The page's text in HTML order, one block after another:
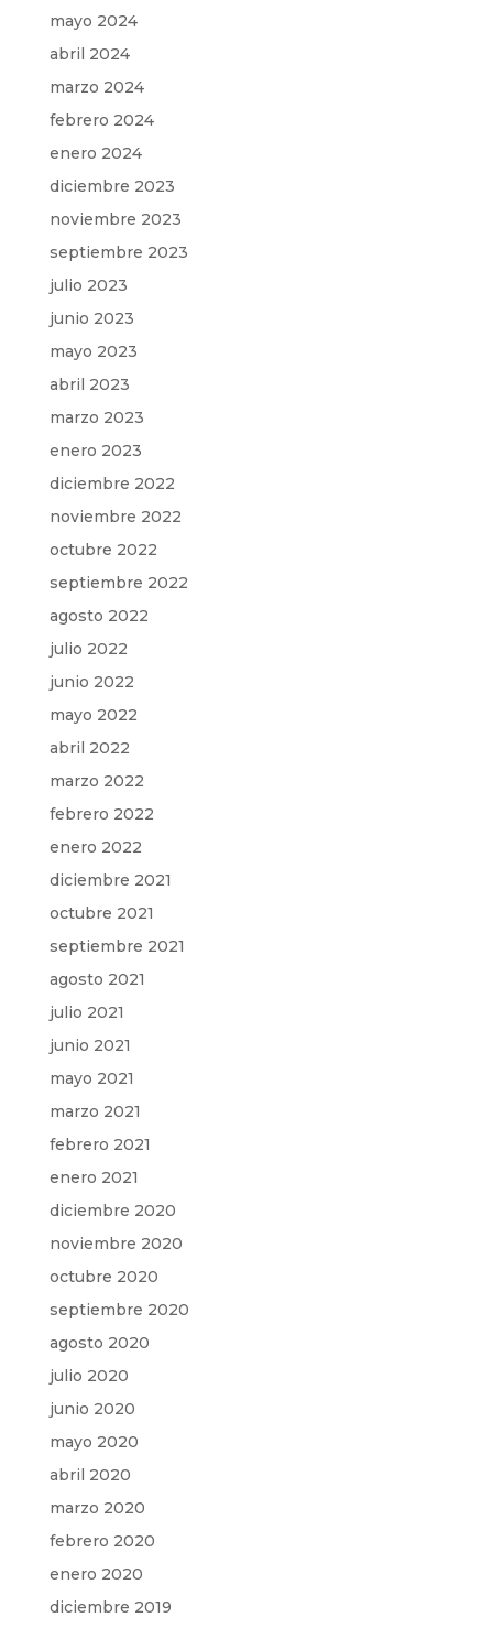
mayo 2024
abril 2024
marzo 2024
febrero 2024
enero 2024
diciembre 2023
noviembre 2023
septiembre 2023
julio 2023
junio 2023
mayo 2023
abril 2023
marzo 2023
enero 2023
diciembre 2022
noviembre 2022
octubre 2022
septiembre 2022
agosto 2022
julio 2022
junio 2022
mayo 2022
abril 2022
marzo 2022
febrero 2022
enero 2022
diciembre 2021
octubre 2021
septiembre 2021
agosto 2021
julio 2021
junio 2021
mayo 2021
marzo 2021
febrero 2021
enero 2021
diciembre 2020
noviembre 2020
octubre 2020
septiembre 2020
agosto 2020
julio 2020
junio 2020
mayo 2020
abril 2020
marzo 2020
febrero 2020
enero 2020
diciembre 2019